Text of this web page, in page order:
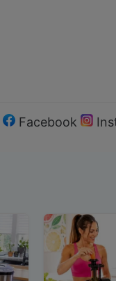
Facebook